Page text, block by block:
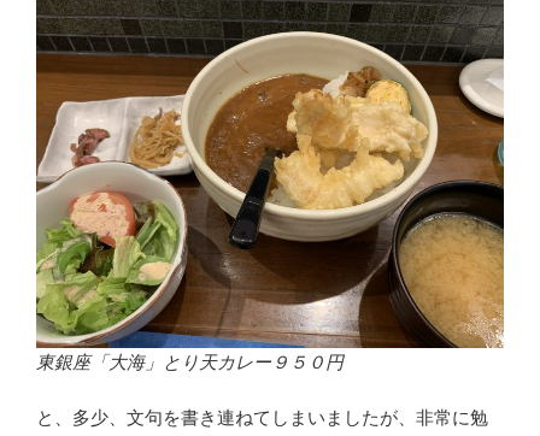
東銀座「大海」とり天カレー９５０円
と、多少、文句を書き連ねてしまいましたが、非常に勉